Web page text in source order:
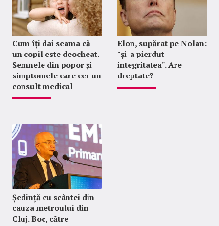
Cum îți dai seama că
un copil este deocheat.
Semnele din popor și
simptomele care cer un
consult medical
Elon, supărat pe Nolan:
"şi-a pierdut
integritatea". Are
dreptate?
Ședință cu scântei din
cauza metroului din
Cluj. Boc, către